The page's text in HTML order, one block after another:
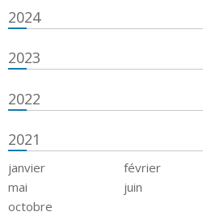
2024
2023
2022
2021
janvier février
mai
juin
octobre